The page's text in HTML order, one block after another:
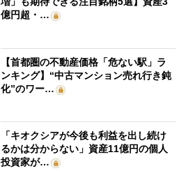
億円超・…
【首都圏の不動産価格「危ない駅」ラ
ンキング】“中古マンション売れ行き鈍
化”のワー…
「キオクシアが今後も利益を出し続け
るかは分からない」資産11億円の個人
投資家が…